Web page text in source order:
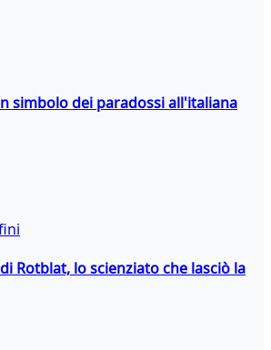
simbolo dei paradossi all'italiana
Rotblat, lo scienziato che lasciò la